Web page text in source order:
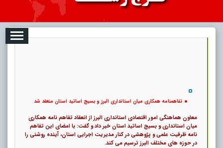
تفاهمنامه همکاری میان استانداری البرز و بسیج اساتید استان منعقد شد
معاون هماهنگی امور اقتصادی استانداری البرز از انعقاد تفاهم نامه همکاری
میان استانداری و بسیج اساتید استان خبر داد و گفت: با امضای این تفاهم
نامه ظرفیت علمی و پژوهشی در کنار مدیریت اجرایی استان، آینده روشنی را
در حوزه های مختلف البرز ترسیم می کند.